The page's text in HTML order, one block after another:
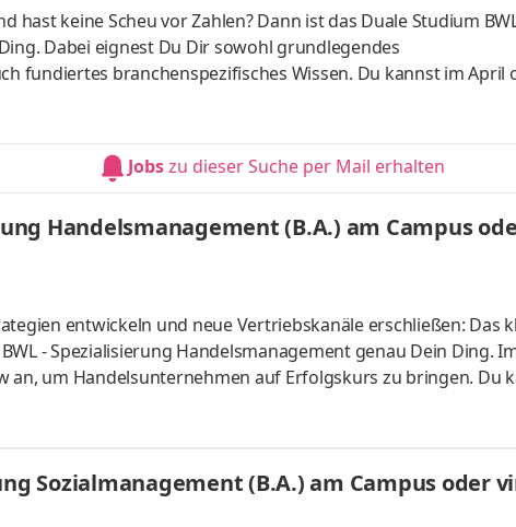
hast keine Scheu vor Zahlen? Dann ist das Duale Studium
Dabei eignest Du Dir sowohl grundlegendes
fundiertes branchenspezifisches Wissen. Du kannst im April
ganz flexibel virtuell. Deine Praxisphasen absolvierst Du bei
Dein Studium ohne Numerus clausus oder
Bachelorstudium mit praxisnahen InhaltenDeine
da Du lernstJobszu dieser Suche per Mail erhalten
Handelsmanagement (B.A.) am Campus
entwickeln und neue Vertriebskanäle erschließen: Das
- Spezialisierung Handelsmanagement genau Dein Ding.
an, um Handelsunternehmen auf Erfolgskurs zu bringen. Du
vor Ort oder ganz flexibel virtuell. Deine Praxisphasen
Du kannst Dein Studium ohne Numerus clausus oder
anerkanntes Bachelorstudium mit praxisnahen
sindSozialmanagement (B.A.) am Campus oder